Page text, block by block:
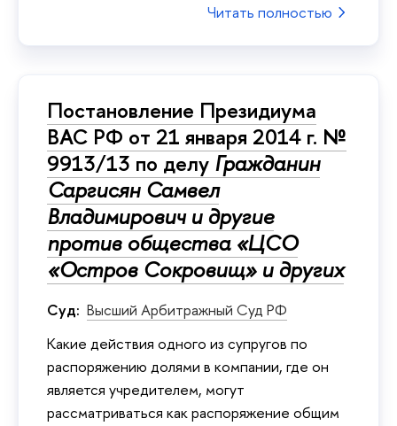
Читать полностью
Постановление Президиума
ВАС РФ от 21 января 2014 г. №
9913/13 по делу Гражданин
Саргисян Самвел
Владимирович и другие
против общества «ЦСО
«Остров Сокровищ» и других
Суд: Высший Арбитражный Суд РФ
Kакие действия одного из супругов по
распоряжению долями в компании, где он
является учредителем, могут
рассматриваться как распоряжение общим